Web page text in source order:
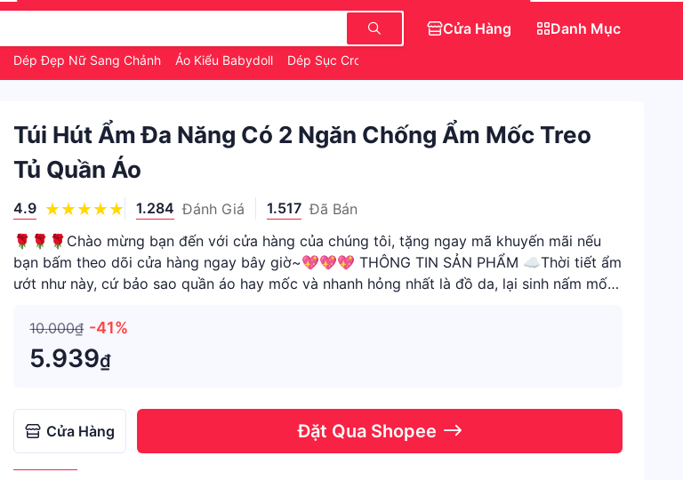
Dép Đẹp Nữ Sang Chảnh Áo Kiểu Babydoll Dép Sục Crocs Hello Kitty
Cửa Hàng Danh Mục
Túi Hút Ẩm Đa Năng Có 2 Ngăn Chống Ẩm Mốc Treo
Tủ Quần Áo
4.9 1.284 Đánh Giá 1.517 Đã Bán
🌹🌹🌹Chào mừng bạn đến với cửa hàng của chúng tôi, tặng ngay mã khuyến mãi nếu
bạn bấm theo dõi cửa hàng ngay bây giờ~💖💖💖 THÔNG TIN SẢN PHẨM ☁️Thời tiết ẩm
ướt như này, cứ bảo sao quần áo hay mốc và nhanh hỏng nhất là đồ da, lại sinh nấm mốc
10.000₫ -41%
5.939₫
Cửa Hàng Đặt Qua Shopee